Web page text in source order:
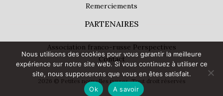
Remerciements
PARTENAIRES
Association franco-russe Perspectives
Contact
2026 © Petites nouvelles russes. Tout droit réservés
Nous utilisons des cookies pour vous garantir la meilleure
expérience sur notre site web. Si vous continuez à utiliser ce
site, nous supposerons que vous en êtes satisfait.
Ok
A savoir